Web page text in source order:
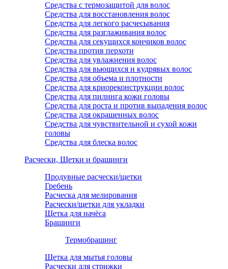
Средства с термозащитой для волос
Средства для восстановления волос
Средства для легкого расчесывания
Средства для разглаживания волос
Средства для секущихся кончиков волос
Средства против перхоти
Средства для увлажнения волос
Средства для вьющихся и кудрявых волос
Средства для объема и плотности
Средства для криореконструкции волос
Средства для пилинга кожи головы
Средства для роста и против выпадения волос
Средства для окрашенных волос
Средства для чувствительной и сухой кожи
головы
Средства для блеска волос
Расчески, Щетки и брашинги
Продувные расчески/щетки
Гребень
Расческа для мелирования
Расчески/щетки для укладки
Щетка для начёса
Брашинги
Термобрашинг
Щетка для мытья головы
Расчески для стрижки